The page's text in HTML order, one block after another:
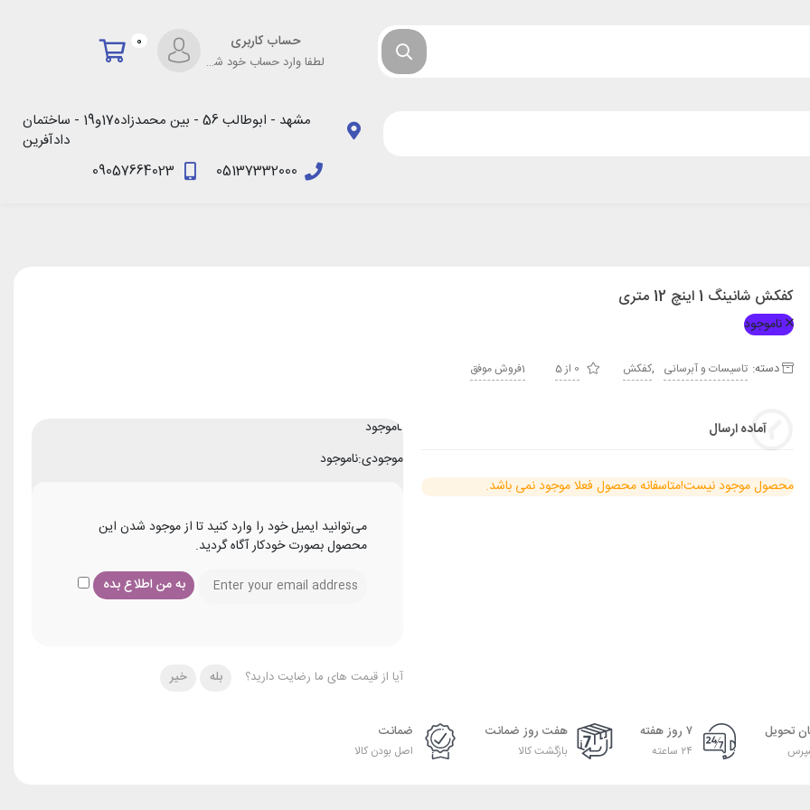
حساب کاربری
لطفا وارد حساب خود شوید!
0
مشهد - ابوطالب 56 - بین محمدزاده17و19 - ساختمان
دادآفرین
05137332000
09057664023
کفکش شانینگ 1 اینچ 12 متری
ناموجود
دسته: تاسیسات و آبرسانی ,کفکش 0 از 5 1فروش موفق
آماده ارسال
محصول موجود نیست!متاسفانه محصول فعلا موجود نمی باشد.
ناموجود
موجودی:ناموجود
می‌توانید ایمیل خود را وارد کنید تا از موجود شدن این
محصول بصورت خودکار آگاه گردید.
آیا از قیمت های ما رضایت دارید؟ بله خیر
تحویل ۷ روز هفته
۲۴ ساعته
هفت روز ضمانت
بازگشت کالا
ضمانت
اصل بودن کالا